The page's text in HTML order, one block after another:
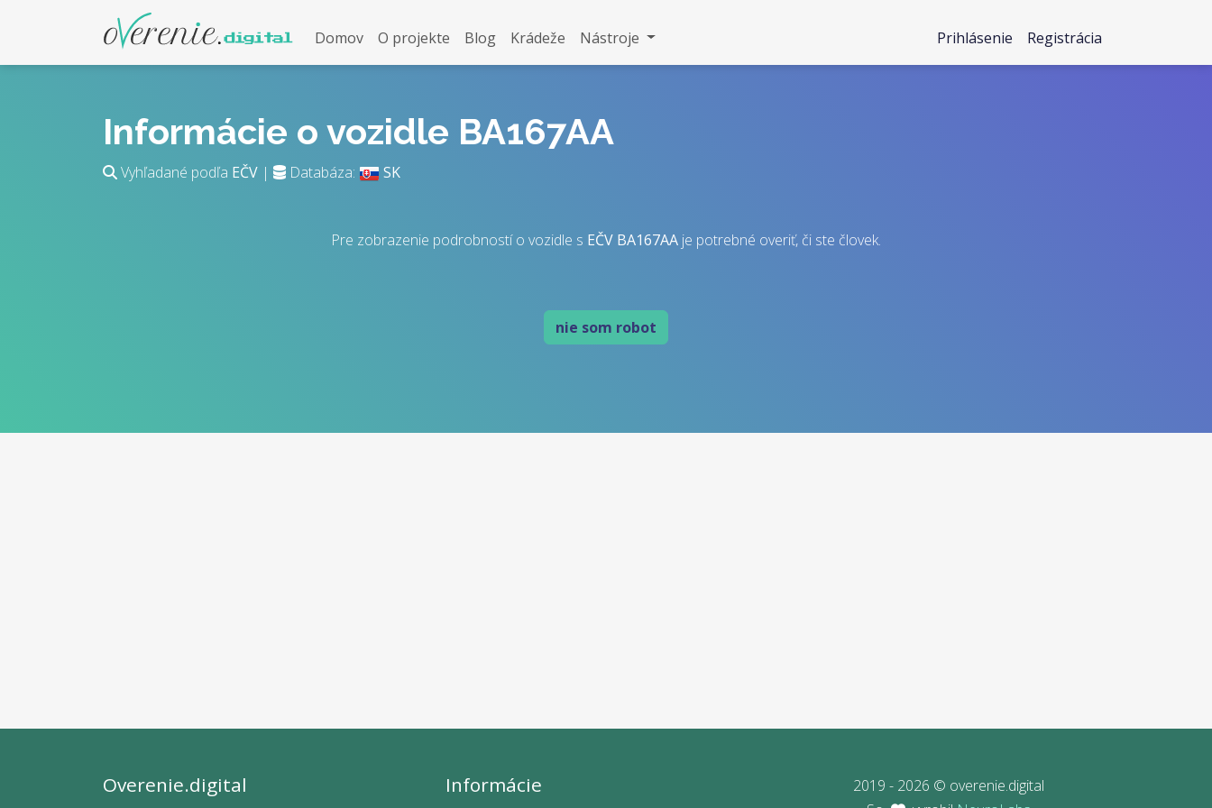
Domov O projekte Blog Krádeže Nástroje Prihlásenie Registrácia
Informácie o vozidle BA167AA
Vyhľadané podľa EČV | Databáza: SK
Pre zobrazenie podrobností o vozidle s EČV BA167AA je potrebné overiť, či ste človek.
nie som robot
Overenie.digital Informácie
2019 - 2026 © overenie.digital